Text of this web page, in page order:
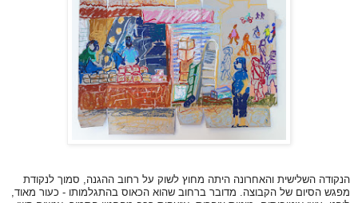
הנקודה השלישית והאחרונה היתה מחוץ לשוק על רחוב ההגנה, סמוך לנקודת
מפגש הסיום של הקבוצה. מדובר ברחוב שהוא הכאוס בהתגלמותו - כעור מאוד,